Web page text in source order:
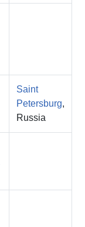
Saint
Petersburg,
Russia